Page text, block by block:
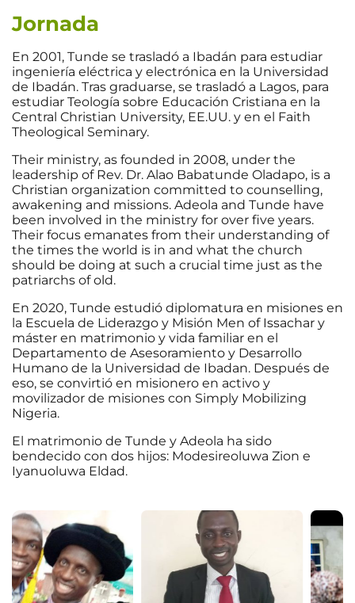
Jornada
En 2001, Tunde se trasladó a Ibadán para estudiar
ingeniería eléctrica y electrónica en la Universidad
de Ibadán. Tras graduarse, se trasladó a Lagos, para
estudiar Teología sobre Educación Cristiana en la
Central Christian University, EE.UU. y en el Faith
Theological Seminary.
Their ministry, as founded in 2008, under the
leadership of Rev. Dr. Alao Babatunde Oladapo, is a
Christian organization committed to counselling,
awakening and missions. Adeola and Tunde have
been involved in the ministry for over five years.
Their focus emanates from their understanding of
the times the world is in and what the church
should be doing at such a crucial time just as the
patriarchs of old.
En 2020, Tunde estudió diplomatura en misiones en
la Escuela de Liderazgo y Misión Men of Issachar y
máster en matrimonio y vida familiar en el
Departamento de Asesoramiento y Desarrollo
Humano de la Universidad de Ibadan. Después de
eso, se convirtió en misionero en activo y
movilizador de misiones con Simply Mobilizing
Nigeria.
El matrimonio de Tunde y Adeola ha sido
bendecido con dos hijos: Modesireoluwa Zion e
Iyanuoluwa Eldad.